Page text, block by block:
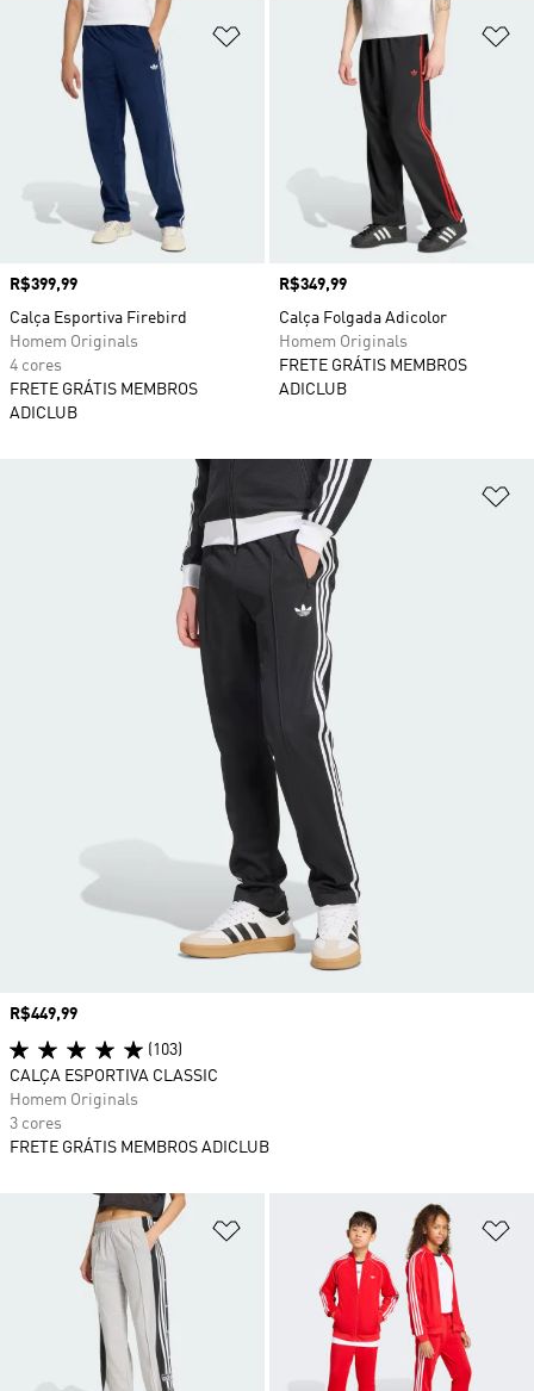
Adicionar à Lista de Desejos
Preço
R$399,99
Calça Esportiva Firebird
Homem Originals
4 cores
FRETE GRÁTIS MEMBROS
ADICLUB
Preço
R$349,99
Calça Folgada Adicolor
Homem Originals
FRETE GRÁTIS MEMBROS
ADICLUB
Adicionar à Lista de Desejos
Preço
R$449,99
(103)
CALÇA ESPORTIVA CLASSIC
Homem Originals
3 cores
FRETE GRÁTIS MEMBROS ADICLUB